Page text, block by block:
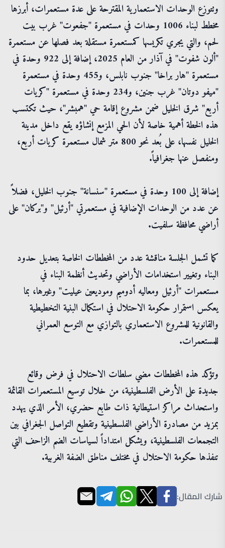
وتتوزع الوحدات الاستعمارية المقترحة على عدة مستعمرات، أبرزها
مخطط لبناء 1006 وحدات في مستعمرة "جفعوت" غرب بيت
لحم، والتي يجري تكريسها كمستعمرة مستقلة بعد فصلها عن مستعمرة
"ألون شفوت" في آذار من العام 2025، إضافة إلى 922 وحدة في
مستعمرة "هار براخا" جنوب نابلس، و455 وحدة في مستعمرة
"ميفو دوتان" غرب جنين، و234 وحدة في مستعمرة "كريات
أربع" شرق الخليل ضمن مشروع إقامة حي "همبشر"، حيث تكتسب
هذه الخطة أهمية خاصة لأن الحي المزمع إنشاؤه يقع داخل مدينة
الخليل نفسها، على بُعد نحو 800 متر شمال مستعمرة كريات أربع،
ومنفصل عنها جغرافياً.
إضافة إلى 100 وحدة في مستعمرة "سنسانة" جنوب الخليل، فضلاً
عن عدد من الوحدات الإضافية في مستعمرتي "أرئيل" و"بركان" على
أراضي محافظة سلفيت.
كما تشمل الجلسة مناقشة عدد من المخططات الخاصة بتعديل حدود
البناء وتغيير استخدامات الأراضي وتحديث أنظمة البناء في
مستعمرات "أرئيل ومعاليه أدوميم وموديعين عيليت" وغيرها، بما
يعكس استمرار حكومة الاحتلال في استكمال البنية التخطيطية
والقانونية للمشروع الاستعماري بالتوازي مع التوسع العمراني
للمستعمرات.
وتؤكد هذه المخططات مضي سلطات الاحتلال في فرض وقائع
جديدة على الأرض الفلسطينية، من خلال توسيع المستعمرات القائمة
واستحداث مراكز استيطانية ذات طابع حضري، الأمر الذي يهدد
بمزيد من مصادرة الأراضي الفلسطينية وتقطيع التواصل الجغرافي بين
التجمعات الفلسطينية، ويشكل امتداداً لسياسات الضم الزاحف التي
تنفذها حكومة الاحتلال في مختلف مناطق الضفة الغربية.
شارك المقال: